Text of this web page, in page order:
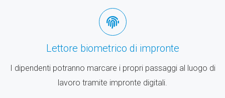
Lettore biometrico di impronte
I dipendenti potranno marcare i propri passaggi al luogo di
lavoro tramite impronte digitali.